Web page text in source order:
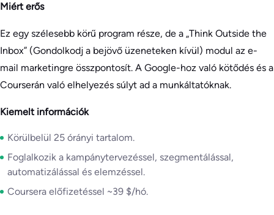
Miért erős
Ez egy szélesebb körű program része, de a „Think Outside the
Inbox” (Gondolkodj a bejövő üzeneteken kívül) modul az e-
mail marketingre összpontosít. A Google-hoz való kötődés és a
Courserán való elhelyezés súlyt ad a munkáltatóknak.
Kiemelt információk
Körülbelül 25 órányi tartalom.
Foglalkozik a kampánytervezéssel, szegmentálással,
automatizálással és elemzéssel.
Coursera előfizetéssel ~39 $/hó.